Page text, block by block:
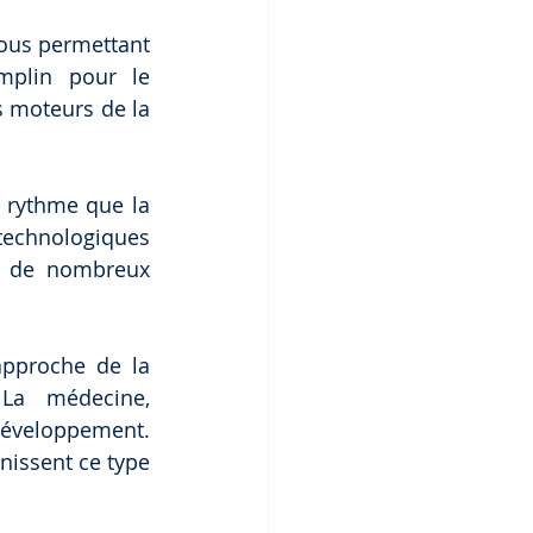
permettant
pour le
moteurs de la
que la
nombreux
de la
médecine,
ce type